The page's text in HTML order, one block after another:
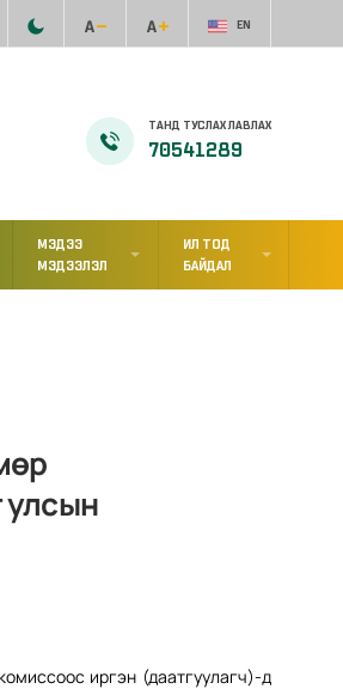
EN
ТАНД ТУСЛАХ ЛАВЛАХ
70541289
МЭДЭЭ
МЭДЭЭЛЭЛ
ИЛ ТОД
БАЙДАЛ
улсын
иргэн (даатгуулагч)-д